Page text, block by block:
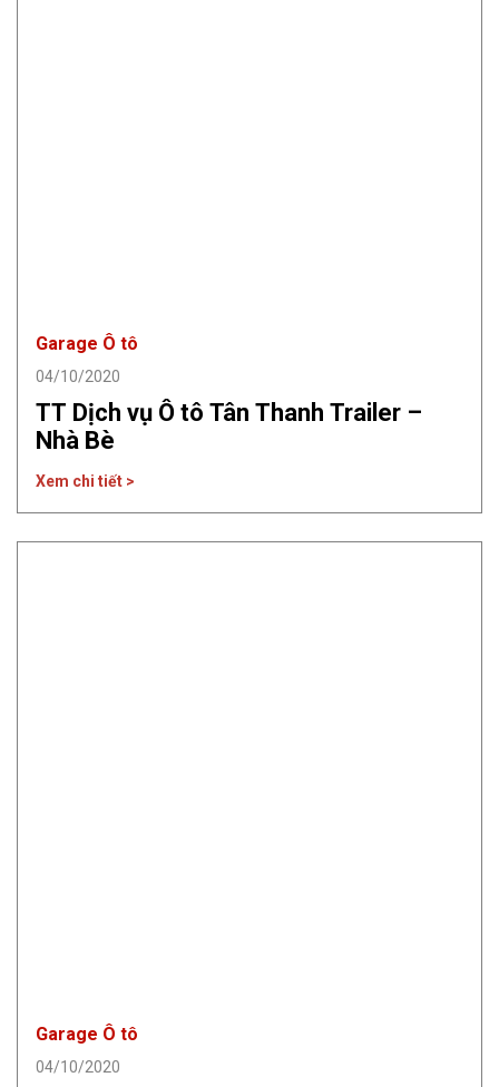
Garage Ô tô
04/10/2020
TT Dịch vụ Ô tô Tân Thanh Trailer –
Nhà Bè
Xem chi tiết >
Garage Ô tô
04/10/2020